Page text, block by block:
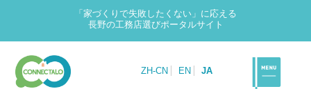
「家づくりで失敗したくない」に応える
長野の工務店選びポータルサイト
ZH-CN EN JA